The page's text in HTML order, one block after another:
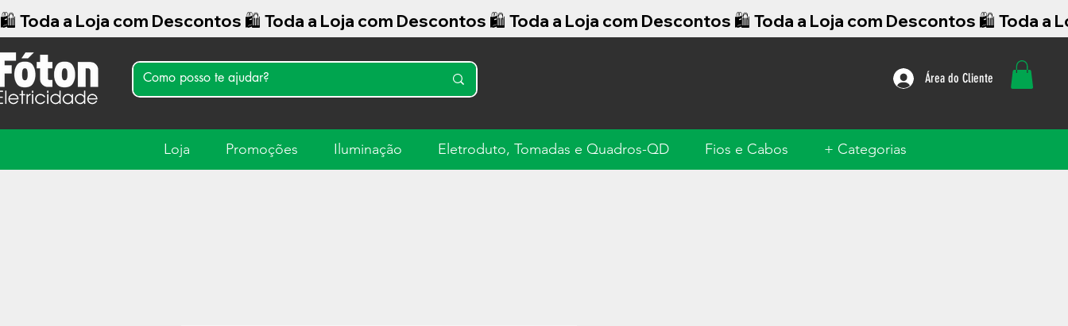
🛍️ Toda a Loja com Descontos
Área do Cliente
Loja Promoções Iluminação Eletroduto, Tomadas e Quadros-QD Fios e Cabos + Categorias